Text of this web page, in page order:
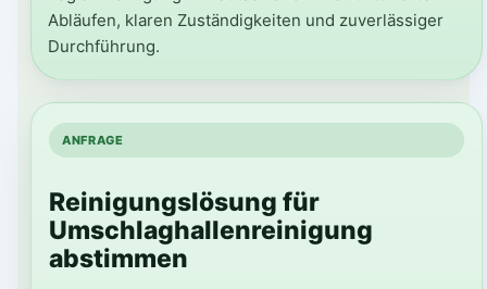
Abläufen, klaren Zuständigkeiten und zuverlässiger
Durchführung.
ANFRAGE
Reinigungslösung für
Umschlaghallenreinigung
abstimmen